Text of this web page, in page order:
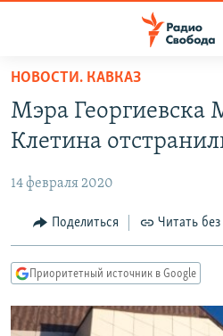
упрощенного
доступа
Вернуться
основному
Вернутся
главной
навигации
Вернутся
ПОДКАСТЫ
АВТОРСКИЕ ПРОЕКТЫ
ЦИТАТЫ СВОБОДЫ
МНЕНИЯ
IDEL.РЕАЛИИ
КАВКАЗ.РЕАЛИИ
НОВОСТИ. КАВКАЗ
Мэра Георгиевска
Клетина
14 февраля 2020
Поделиться Читать без
Приоритетный источник в Google